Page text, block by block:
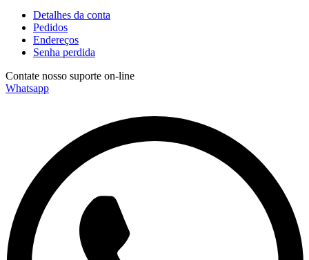
Detalhes da conta
Pedidos
Endereços
Senha perdida
Contate nosso suporte on-line
Whatsapp